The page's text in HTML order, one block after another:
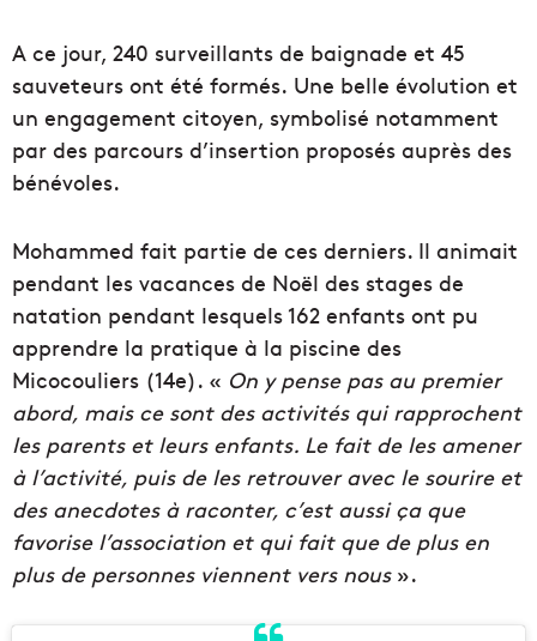
A ce jour, 240 surveillants de baignade et 45
sauveteurs ont été formés. Une belle évolution et
un engagement citoyen, symbolisé notamment
par des parcours d’insertion proposés auprès des
bénévoles.
Mohammed fait partie de ces derniers. Il animait
pendant les vacances de Noël des stages de
natation pendant lesquels 162 enfants ont pu
apprendre la pratique à la piscine des
Micocouliers (14e). « On y pense pas au premier
abord, mais ce sont des activités qui rapprochent
les parents et leurs enfants. Le fait de les amener
à l’activité, puis de les retrouver avec le sourire et
des anecdotes à raconter, c’est aussi ça que
favorise l’association et qui fait que de plus en
plus de personnes viennent vers nous ».